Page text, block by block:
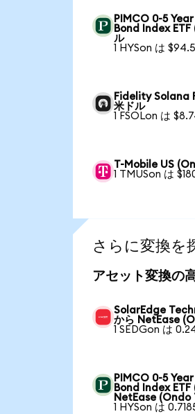
PIMCO 0-5
Bond Index
ル
1 HYSon は
Fidelity Solana
米ドル
1 FSOLon は
T-Mobile US
1 TMUSon は
さらに変換を
アセット変換の
SolarEdge
から NetEase
1 SEDGon は
PIMCO 0-5
Bond Index
NetEase (Ondo
1 HYSon は